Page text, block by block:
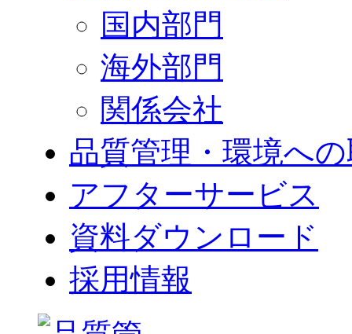
国内部門
海外部門
関係会社
品質管理・環境へ
アフターサービス
資料ダウンロード
採用情報